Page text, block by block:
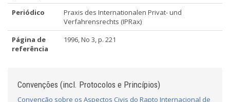
Periódico
Praxis des Internationalen Privat- und
Verfahrensrechts (IPRax)
Página de
referência
1996, No 3, p. 221
Convenções (incl. Protocolos e Princípios)
Convenção sobre os Aspectos Civis do Rapto Internacional de